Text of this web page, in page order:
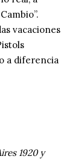
vacaciones
a diferencia
1920 y